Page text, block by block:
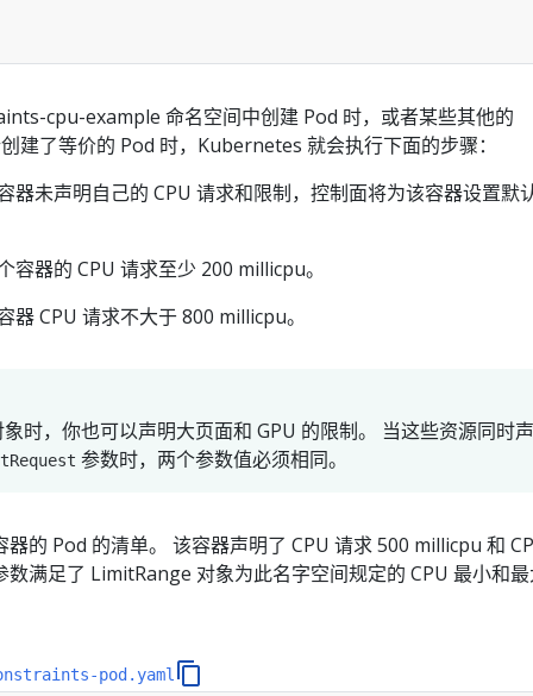
cpu-example 命名空间中创建 Pod 时，或者某些其他的
建了等价的 Pod 时，Kubernetes 就会执行下面的步骤：
器未声明自己的 CPU 请求和限制，控制面将为该容器设置默
容器的 CPU 请求至少 200 millicpu。
器 CPU 请求不大于 800 millicpu。
时，你也可以声明大页面和 GPU 的限制。 当这些资源同时
参数时，两个参数值必须相同。
的 Pod 的清单。 该容器声明了 CPU 请求 500 millicpu 和
满足了 LimitRange 对象为此名字空间规定的 CPU 最小和
pod.yaml